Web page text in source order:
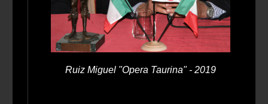
Ruiz Miguel "Opera Taurina" - 2019